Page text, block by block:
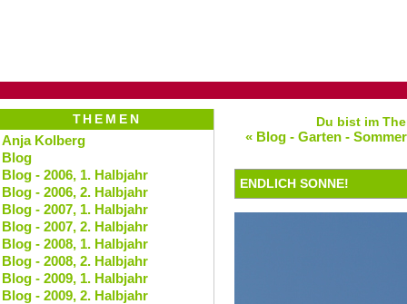
Du bist im
« Blog - Garten - Sommer
ENDLICH SONNE!
THEMEN
Anja Kolberg
Blog
Blog - 2006, 1. Halbjahr
Blog - 2006, 2. Halbjahr
Blog - 2007, 1. Halbjahr
Blog - 2007, 2. Halbjahr
Blog - 2008, 1. Halbjahr
Blog - 2008, 2. Halbjahr
Blog - 2009, 1. Halbjahr
Blog - 2009, 2. Halbjahr